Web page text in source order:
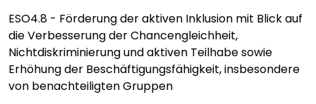
ESO4.8 - Förderung der aktiven Inklusion mit Blick auf
die Verbesserung der Chancengleichheit,
Nichtdiskriminierung und aktiven Teilhabe sowie
Erhöhung der Beschäftigungsfähigkeit, insbesondere
von benachteiligten Gruppen